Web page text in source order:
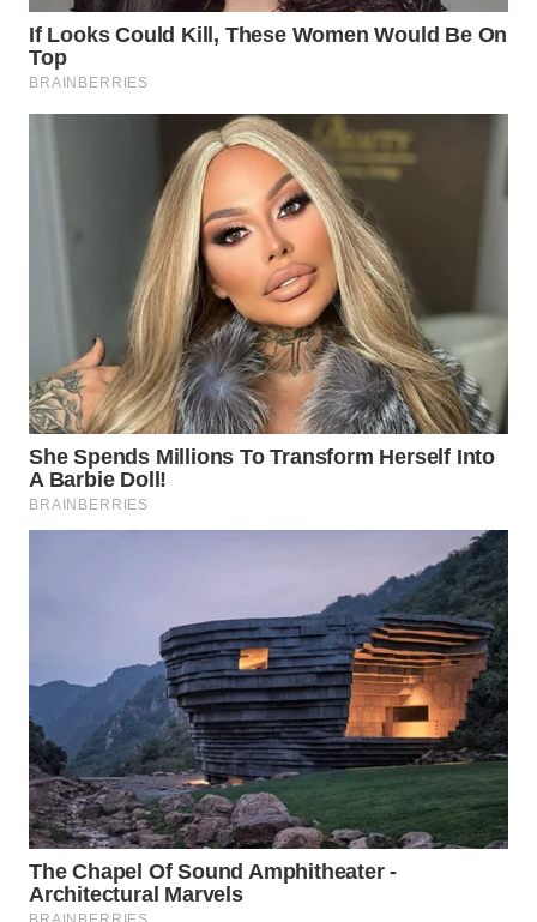
SELATAN
WN
SIMALUNGUN
WN
LABUHANBATU
WN
TAPANULI
TENGAH
TEBING
WN
PAKPAK
WN
KARAWANG